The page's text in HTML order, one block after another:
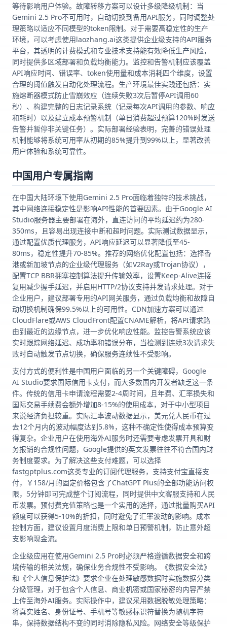
等待影响用户体验。故障转移方案可以设计多级降级机制：当
Gemini 2.5 Pro不可用时，自动切换到备用API服务，同时调整处
理策略以适应不同模型的token限制。对于需要高稳定性的生产
环境，可以考虑使用laozhang.ai这类提供企业级支持的API服务
平台，其透明的计费模式和专业技术支持能有效降低生产风险，
同时提供多区域部署和负载均衡能力。监控和告警机制应该覆盖
API响应时间、错误率、token使用量和成本消耗四个维度，设置
合理的阈值触发自动化处理流程。生产环境最佳实践还包括：实
施熔断器模式防止雪崩效应（连续失败3次后暂停API调用60
秒）、构建完整的日志记录系统（记录每次API调用的参数、响应
和耗时）以及建立成本预警机制（单日消费超过预算120%时发送
告警并暂停非关键任务）。实际部署经验表明，完善的错误处理
机制能够将系统可用率从初期的85%提升到99%以上，显著改善
用户体验和系统可靠性。
中国用户专属指南
在中国大陆环境下使用Gemini 2.5 Pro面临着独特的技术挑战，
其中网络连接稳定性是影响API性能的首要因素。由于Google AI
Studio服务器主要部署在海外，直连访问的平均延迟约为280-
350ms，且容易出现连接中断和超时问题。实际测试数据显示，
通过配置优质代理服务，API响应延迟可以显著降低至45-
80ms，稳定性提升70-85%。推荐的网络优化配置包括：选择香
港或新加坡节点的企业级代理服务（如V2Ray或Trojan协议），
配置TCP BBR拥塞控制算法提升传输效率，设置Keep-Alive连接
复用减少握手延迟，并启用HTTP/2协议支持并发请求处理。对于
企业用户，建议部署专用的API网关服务，通过负载均衡和故障自
动切换机制确保99.5%以上的可用性。CDN加速方案可以通过
CloudFlare或AWS CloudFront配置CNAME解析，将API请求路
由到最近的边缘节点，进一步优化响应性能。监控告警系统应该
实时跟踪网络延迟、成功率和错误分布，当检测到连续3次请求失
败时自动触发节点切换，确保服务连续性不受影响。
支付方式的便利性是中国用户面临的另一个关键障碍，Google
AI Studio要求国际信用卡支付，而大多数国内开发者缺乏这一条
件。传统的信用卡申请流程需要2-4周时间，且年费、汇率损失和
国际交易手续费会额外增加8-15%的使用成本，对于中小型项目
来说经济负担较重。实际汇率波动数据显示，美元兑人民币在过
去12个月内的波动幅度达到5.8%，这种不确定性使得成本预算变
得复杂。企业用户在使用海外AI服务时还需要考虑发票开具和财
务报销的合规性问题，Google提供的英文发票往往不符合国内财
务制度要求。为了解决这些支付难题，可以选择
fastgptplus.com这类专业的订阅代理服务，支持支付宝直接支
付，￥158/月的固定价格包含了ChatGPT Plus的全部功能访问权
限，5分钟即可完成整个订阅流程，同时提供中文客服支持和人民
币发票。预付费充值策略也是一个实用的选择，通过批量购买API
额度可以获得5-10%的折扣，同时避免了汇率波动的影响。成本
控制方面，建议设置月度消费上限和单日预警机制，防止意外超
支影响现金流。
企业级应用在使用Gemini 2.5 Pro时必须严格遵循数据安全和跨
境传输的相关法规，确保业务合规性不受影响。《数据安全法》
和《个人信息保护法》要求企业在处理敏感数据时实施数据分类
分级管理，对于包含个人信息、商业机密或国家秘密的内容严禁
上传至海外AI服务。实际操作中，建议采用数据脱敏处理策略：
将真实姓名、身份证号、手机号等敏感标识符替换为随机字符
串，保持数据结构不变的同时消除隐私风险。网络安全等级保护